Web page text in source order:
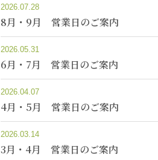
2026.07.28
8月・9月 営業日のご案内
2026.05.31
6月・7月 営業日のご案内
2026.04.07
4月・5月 営業日のご案内
2026.03.14
3月・4月 営業日のご案内